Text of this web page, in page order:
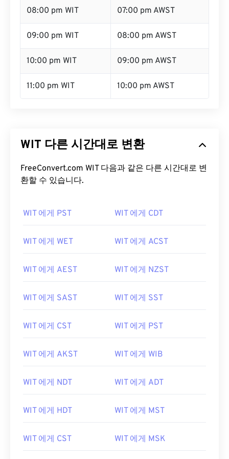
08:00 pm WIT 07:00 pm AWST
09:00 pm WIT 08:00 pm AWST
10:00 pm WIT 09:00 pm AWST
11:00 pm WIT 10:00 pm AWST
WIT 다른 시간대로 변환
FreeConvert.com WIT 다음과 같은 다른 시간대로 변
환할 수 있습니다.
WIT 에게 PST WIT 에게 CDT
WIT 에게 WET WIT 에게 ACST
WIT 에게 AEST WIT 에게 NZST
WIT 에게 SAST WIT 에게 SST
WIT 에게 CST WIT 에게 PST
WIT 에게 AKST WIT 에게 WIB
WIT 에게 NDT WIT 에게 ADT
WIT 에게 HDT WIT 에게 MST
WIT 에게 CST WIT 에게 MSK